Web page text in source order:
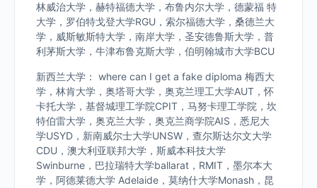
林威治大学，赫特福德大学，布鲁内尔大学，德蒙福 特
大学，罗伯特戈登大学RGU，索尔福德大学，桑德兰大
学，威斯敏斯特大学，南岸大学，圣安德鲁斯大学，普
利茅斯大学，牛津布鲁克斯大学，伯明翰城市大学BCU
新西兰大学： where can I get a fake diploma 梅西大
学，林肯大学，奥塔哥大学，奥克兰理工大学AUT，怀
卡托大学，基督城理工学院CPIT，马努卡理工学院，坎
特伯雷大学，奥克兰大学，奥克兰商学院AIS，悉尼大
学USYD，新南威尔士大学UNSW，查尔斯达尔文大学
CDU，澳大利亚联邦大学，斯威本科技大学
Swinburne，巴拉瑞特大学ballarat，RMIT，墨尔本大
学，阿德莱德大学 Adelaide，莫纳什大学Monash，昆